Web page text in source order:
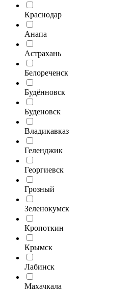
Краснодар
Анапа
Астрахань
Белореченск
Будённовск
Буденовск
Владикавказ
Геленджик
Георгиевск
Грозный
Зеленокумск
Кропоткин
Крымск
Лабинск
Махачкала